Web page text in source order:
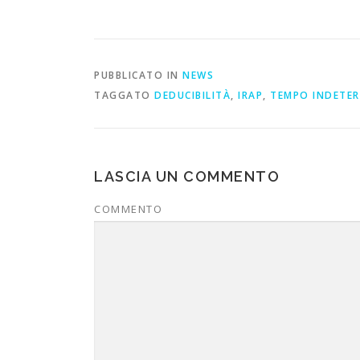
PUBBLICATO IN NEWS
TAGGATO DEDUCIBILITÀ, IRAP, TEMPO
LASCIA UN COMMENTO
COMMENTO